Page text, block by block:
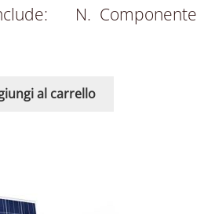
N. Componente
al carrello